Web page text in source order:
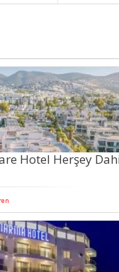
Hotel Herşey